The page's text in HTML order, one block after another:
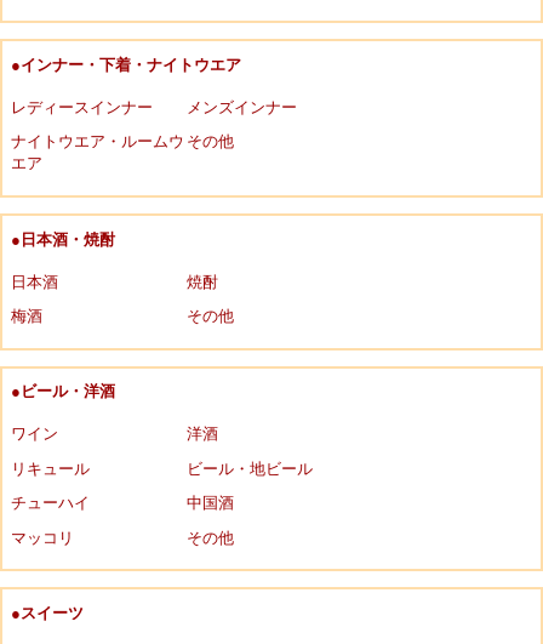
●インナー・下着・ナイトウエア
レディースインナー
メンズインナー
ナイトウエア・ルームウ
エア
その他
●日本酒・焼酎
日本酒
焼酎
梅酒
その他
●ビール・洋酒
ワイン
洋酒
リキュール
ビール・地ビール
チューハイ
中国酒
マッコリ
その他
●スイーツ